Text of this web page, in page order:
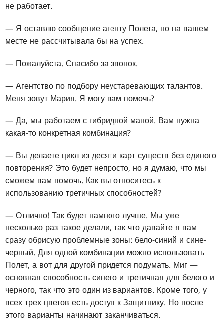
не работает.
— Я оставлю сообщение агенту Полета, но на вашем
месте не рассчитывала бы на успех.
— Пожалуйста. Спасибо за звонок.
— Агентство по подбору неустаревающих талантов.
Меня зовут Мария. Я могу вам помочь?
— Да, мы работаем с гибридной маной. Вам нужна
какая-то конкретная комбинация?
— Вы делаете цикл из десяти карт существ без единого
повторения? Это будет непросто, но я думаю, что мы
сможем вам помочь. Как вы относитесь к
использованию третичных способностей?
— Отлично! Так будет намного лучше. Мы уже
несколько раз такое делали, так что давайте я вам
сразу обрисую проблемные зоны: бело-синий и сине-
черный. Для одной комбинации можно использовать
Полет, а вот для другой придется подумать. Миг —
основная способность синего и третичная для белого и
черного, так что это один из вариантов. Кроме того, у
всех трех цветов есть доступ к Защитнику. Но после
этого варианты начинают заканчиваться.